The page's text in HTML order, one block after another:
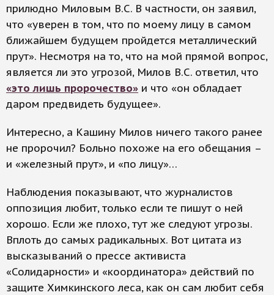
прилюдно Миловым В.С. В частности, он заявил,
что «уверен в том, что по моему лицу в самом
ближайшем будущем пройдется металлический
прут». Несмотря на то, что на мой прямой вопрос,
является ли это угрозой, Милов В.С. ответил, что
«это лишь пророчество» и что «он обладает
даром предвидеть будущее».
Интересно, а Кашину Милов ничего такого ранее
не пророчил? Больно похоже на его обещания –
и «железный прут», и «по лицу»…
Наблюдения показывают, что журналистов
оппозиция любит, только если те пишут о ней
хорошо. Если же плохо, тут же следуют угрозы.
Вплоть до самых радикальных. Вот цитата из
высказываний о прессе активиста
«Солидарности» и «координатора» действий по
защите Химкинского леса, как он сам любит себя